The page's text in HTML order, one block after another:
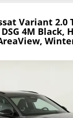
Variant 2.0
4M Black,